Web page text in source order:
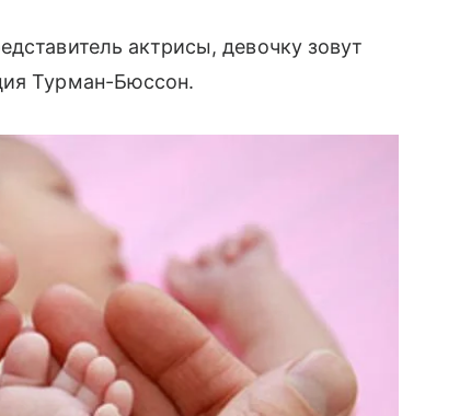
актрисы, девочку зовут
Турман-Бюссон.